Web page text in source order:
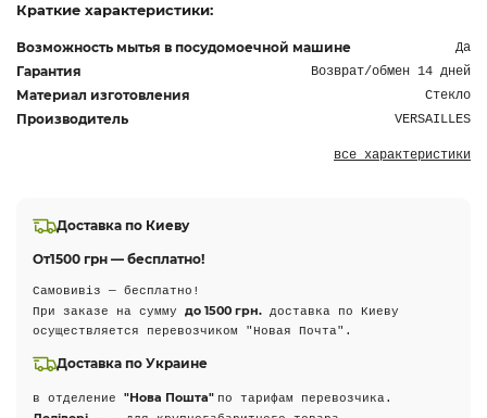
Краткие характеристики:
Возможность мытья в посудомоечной машине Да
Гарантия Возврат/обмен 14 дней
Материал изготовления Стекло
Производитель VERSAILLES
все характеристики
Доставка по Киеву
От1500 грн — бесплатно!
Самовивіз — бесплатно!
При заказе на сумму до 1500 грн. доставка по Киеву
осуществляется перевозчиком "Новая Почта".
Доставка по Украине
в отделение "Нова Пошта" по тарифам перевозчика.